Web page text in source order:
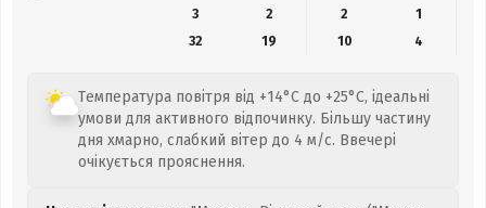
3
2 2
1
32
19 10 4
Температура повітря від +14°C до +25°C, ідеальні
умови для активного відпочинку. Більшу частину
дня хмарно, слабкий вітер до 4 м/с. Ввечері
очікується прояснення.